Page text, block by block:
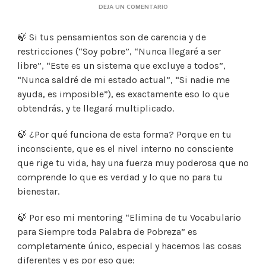
DEJA UN COMENTARIOEN
EXPERIENCIAS
DE
ABUNDANCIA
Y
ESO
LO
QUE
🍃 Si tus pensamientos son de carencia y de
restricciones (“Soy pobre”, “Nunca llegaré a ser
libre”, “Este es un sistema que excluye a todos”,
“Nunca saldré de mi estado actual”, “Si nadie me
ayuda, es imposible”), es exactamente eso lo que
obtendrás, y te llegará multiplicado.
🍃 ¿Por qué funciona de esta forma? Porque en tu
inconsciente, que es el nivel interno no consciente
que rige tu vida, hay una fuerza muy poderosa que no
comprende lo que es verdad y lo que no para tu
bienestar.
🍃 Por eso mi mentoring “Elimina de tu Vocabulario
para Siempre toda Palabra de Pobreza” es
completamente único, especial y hacemos las cosas
diferentes y es por eso que: